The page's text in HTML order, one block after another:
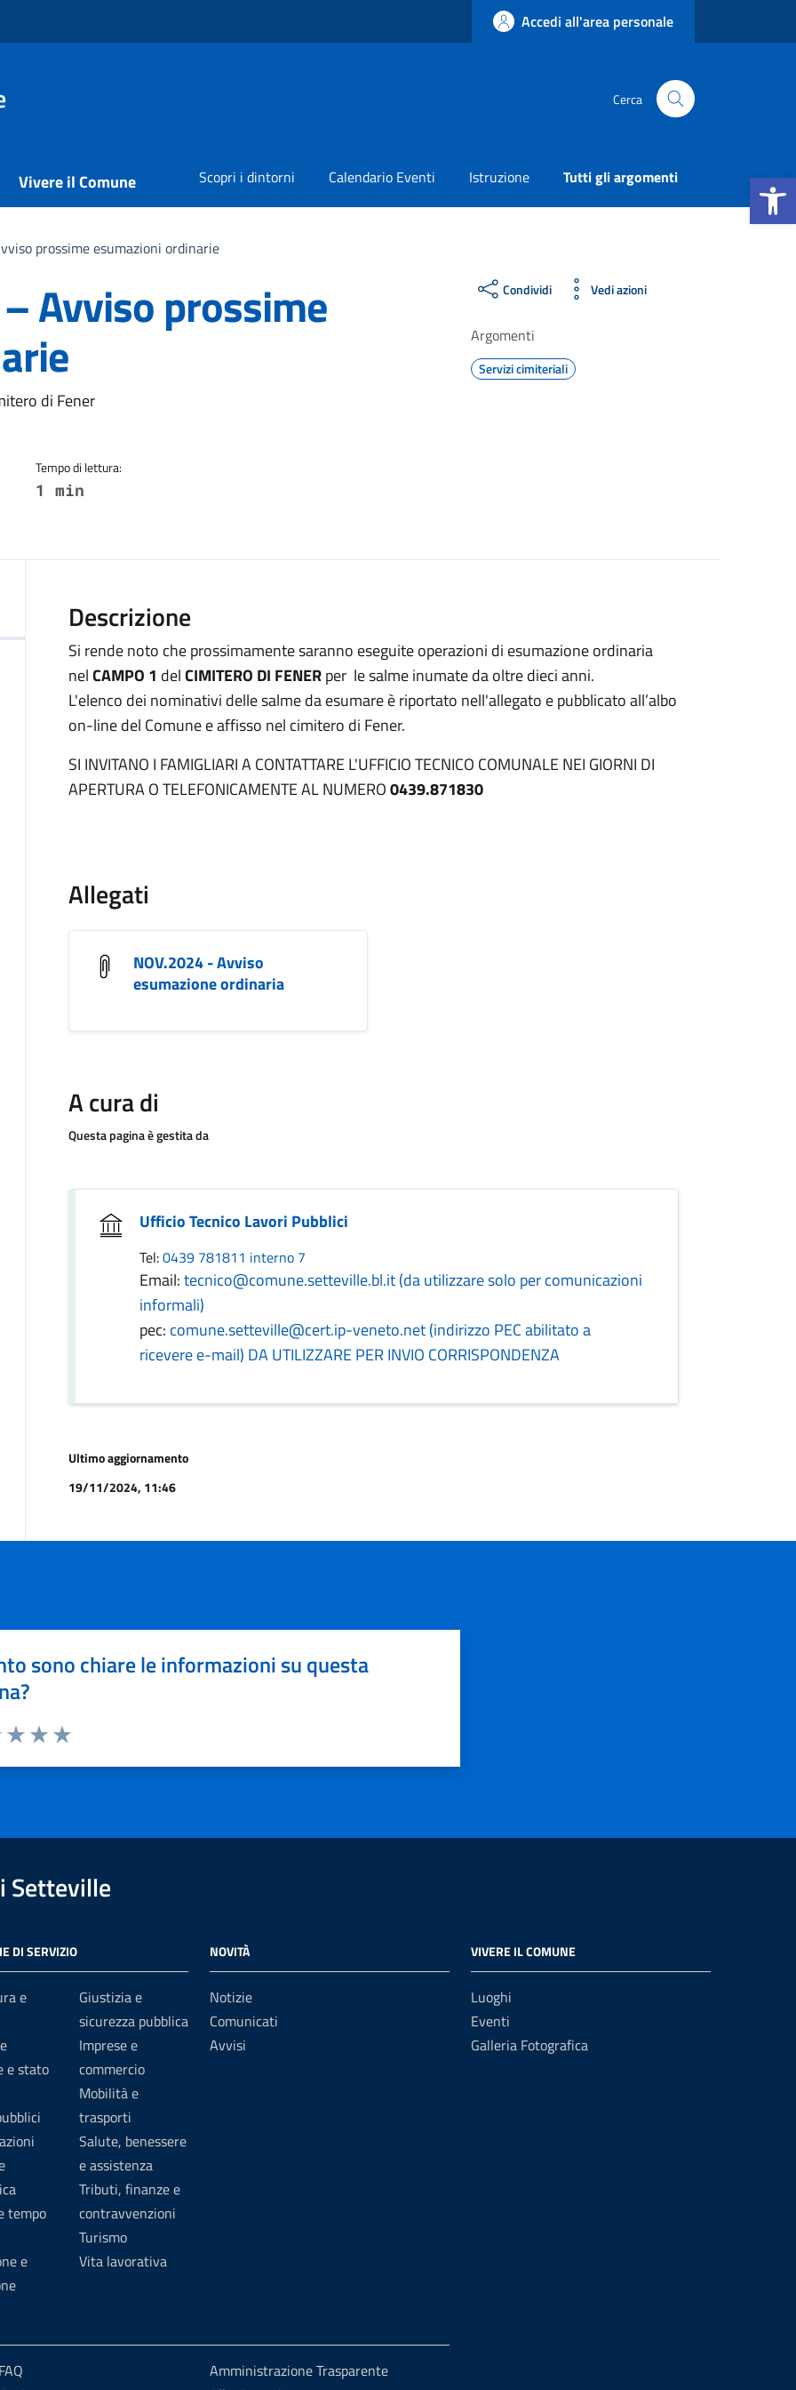
Apri la
Accedi all'area personale
Cerca
Vivere il Comune Scopri i dintorni Calendario Eventi Istruzione Tutti gli argomenti
prossime esumazioni ordinarie
Avviso prossime
di Fener
Tempo di lettura:
1 min
Condividi Vedi azioni
Argomenti
Servizi cimiteriali
Descrizione
Si rende noto che prossimamente saranno eseguite operazioni di esumazione ordinaria
nelCAMPO 1 delCIMITERO DI FENERper le salme inumate da oltre dieci anni.
L'elenco dei nominativi delle salme da esumare è riportato nell'allegato e pubblicato all’albo
on-line del Comune e affisso nel cimitero di Fener.
SI INVITANO I FAMIGLIARI A CONTATTARE L'UFFICIO TECNICO COMUNALE NEI GIORNI DI
APERTURA O TELEFONICAMENTE AL NUMERO0439.871830
Allegati
NOV.2024 - Avviso
esumazione ordinaria
A cura di
Questa pagina è gestita da
Ufficio Tecnico Lavori Pubblici
Tel:0439 781811 interno 7
Email:tecnico@comune.setteville.bl.it (da utilizzare solo per comunicazioni
informali)
pec: comune.setteville@cert.ip-veneto.net (indirizzo PEC abilitato a
ricevere e-mail) DA UTILIZZARE PER INVIO CORRISPONDENZA
Ultimo aggiornamento
19/11/2024, 11:46
sono chiare le informazioni su questa
Setteville
DI SERVIZIO
e
e stato
tempo
e
Giustizia e
sicurezza pubblica
Imprese e
commercio
Mobilità e
trasporti
Salute, benessere
e assistenza
Tributi, finanze e
contravvenzioni
Turismo
Vita lavorativa
NOVITÀ
Notizie
Comunicati
Avvisi
VIVERE IL COMUNE
Luoghi
Eventi
Galleria Fotografica
Amministrazione Trasparente